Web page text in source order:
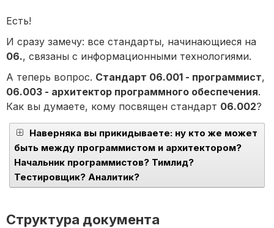
Есть!
И сразу замечу: все стандарты, начинающиеся на
06., связаны с информационными технологиями.
А теперь вопрос. Стандарт 06.001 - программист,
06.003 - архитектор программного обеспечения.
Как вы думаете, кому посвящен стандарт 06.002?
Наверняка вы прикидываете: ну кто же может
быть между программистом и архитектором?
Начальник программистов? Тимлид?
Тестировщик? Аналитик?
Структура документа